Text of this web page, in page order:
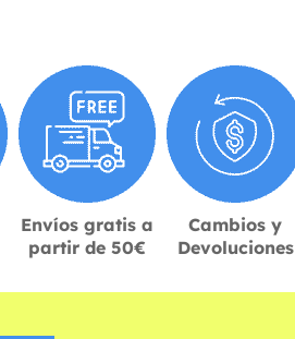
Envíos gratis a
partir de 50€
Cambios y
Devoluciones